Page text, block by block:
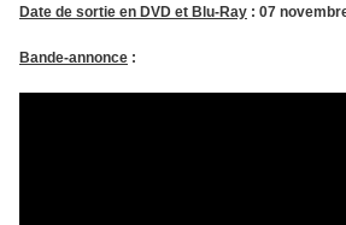
Date de sortie en DVD et Blu-Ray : 07
Bande-annonce :